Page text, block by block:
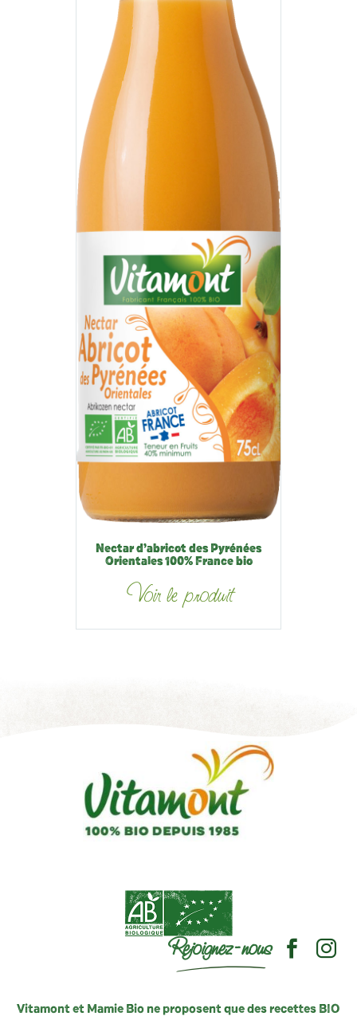
Nectar d’abricot des Pyrénées
Orientales 100% France bio
Voir le produit
Rejoignez-nous
Vitamont et Mamie Bio ne proposent que des recettes BIO